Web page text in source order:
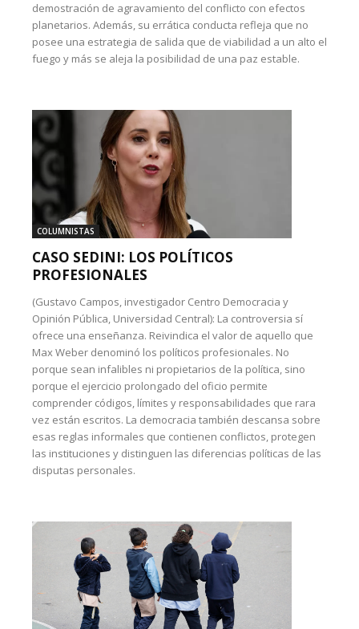
demostración de agravamiento del conflicto con efectos
planetarios. Además, su errática conducta refleja que no
posee una estrategia de salida que de viabilidad a un alto el
fuego y más se aleja la posibilidad de una paz estable.
COLUMNISTAS
CASO SEDINI: LOS POLÍTICOS
PROFESIONALES
(Gustavo Campos, investigador Centro Democracia y
Opinión Pública, Universidad Central): La controversia sí
ofrece una enseñanza. Reivindica el valor de aquello que
Max Weber denominó los políticos profesionales. No
porque sean infalibles ni propietarios de la política, sino
porque el ejercicio prolongado del oficio permite
comprender códigos, límites y responsabilidades que rara
vez están escritos. La democracia también descansa sobre
esas reglas informales que contienen conflictos, protegen
las instituciones y distinguen las diferencias políticas de las
disputas personales.